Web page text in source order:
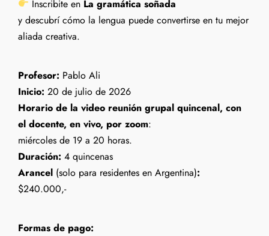
Inscribite en La gramática soñada
y descubrí cómo la lengua puede convertirse en tu mejor
aliada creativa.
Profesor: Pablo Ali
Inicio: 20 de julio de 2026
Horario de la video reunión grupal quincenal, con
el docente, en vivo, por zoom:
miércoles de 19 a 20 horas.
Duración: 4 quincenas
Arancel (solo para residentes en Argentina):
$240.000,-
Formas de pago: